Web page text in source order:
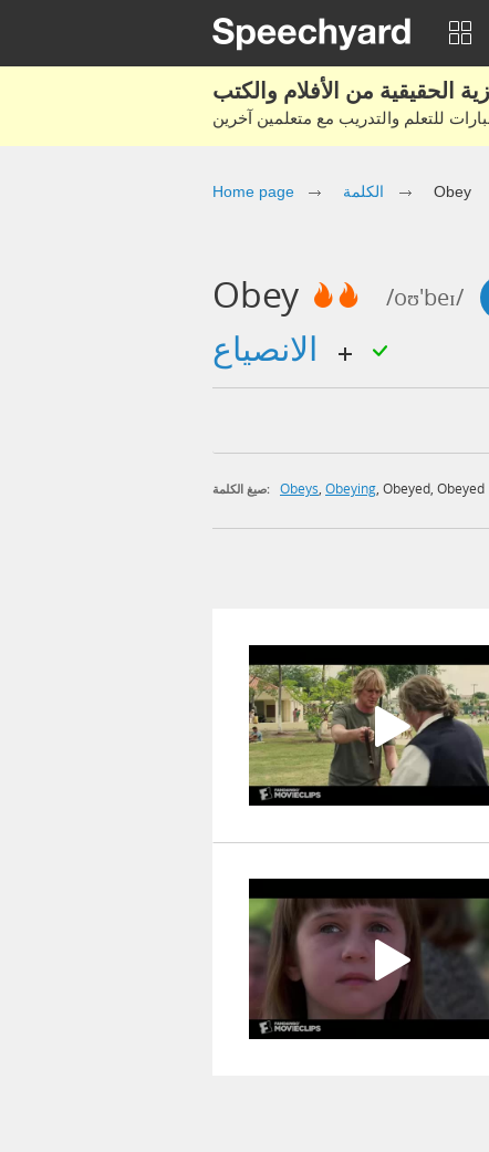
Home page الكلمة Obey
Obey /oʊ'beɪ/
صيغ الكلمة: Obeys Obeying Obeyed Obeyed